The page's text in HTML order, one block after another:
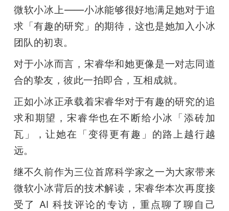
题
爱
搞
机
微软小冰上——小冰能够很好地满足她对于追
求「有趣的研究」的期待，这也是她加入小冰
团队的初衷。
对于小冰而言，宋睿华和她更像是一对志同道
合的挚友，彼此一拍即合，互相成就。
正如小冰正承载着宋睿华对于有趣的研究的追
求和期望，宋睿华也在不断给小冰「添砖加
瓦」，让她在「变得更有趣」的路上越行越
远。
继不久前作为三位首席科学家之一为大家带来
微软小冰背后的技术解读，宋睿华本次再度接
受了 AI 科技评论的专访，重点聊了聊自己